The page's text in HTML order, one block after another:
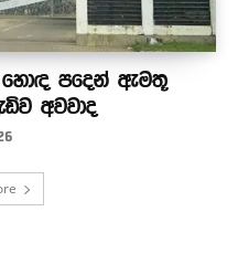
පදෙන් ඇමතූ
අවවාද